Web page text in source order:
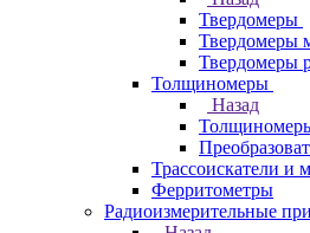
Твердомеры
Твердомеры
Твердомеры
Толщиномеры
Назад
Трассоискатели и
Ферритометры
Радиоизмерительные